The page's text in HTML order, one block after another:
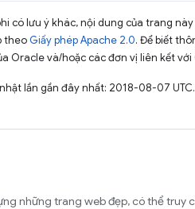
có lưu ý khác, nội dung của trang
theo Giấy phép Apache 2.0. Để biết
Oracle và/hoặc các đơn vị liên kết với
lần gần đây nhất: 2018-08-07 UTC.
những trang web đẹp, có thể truy